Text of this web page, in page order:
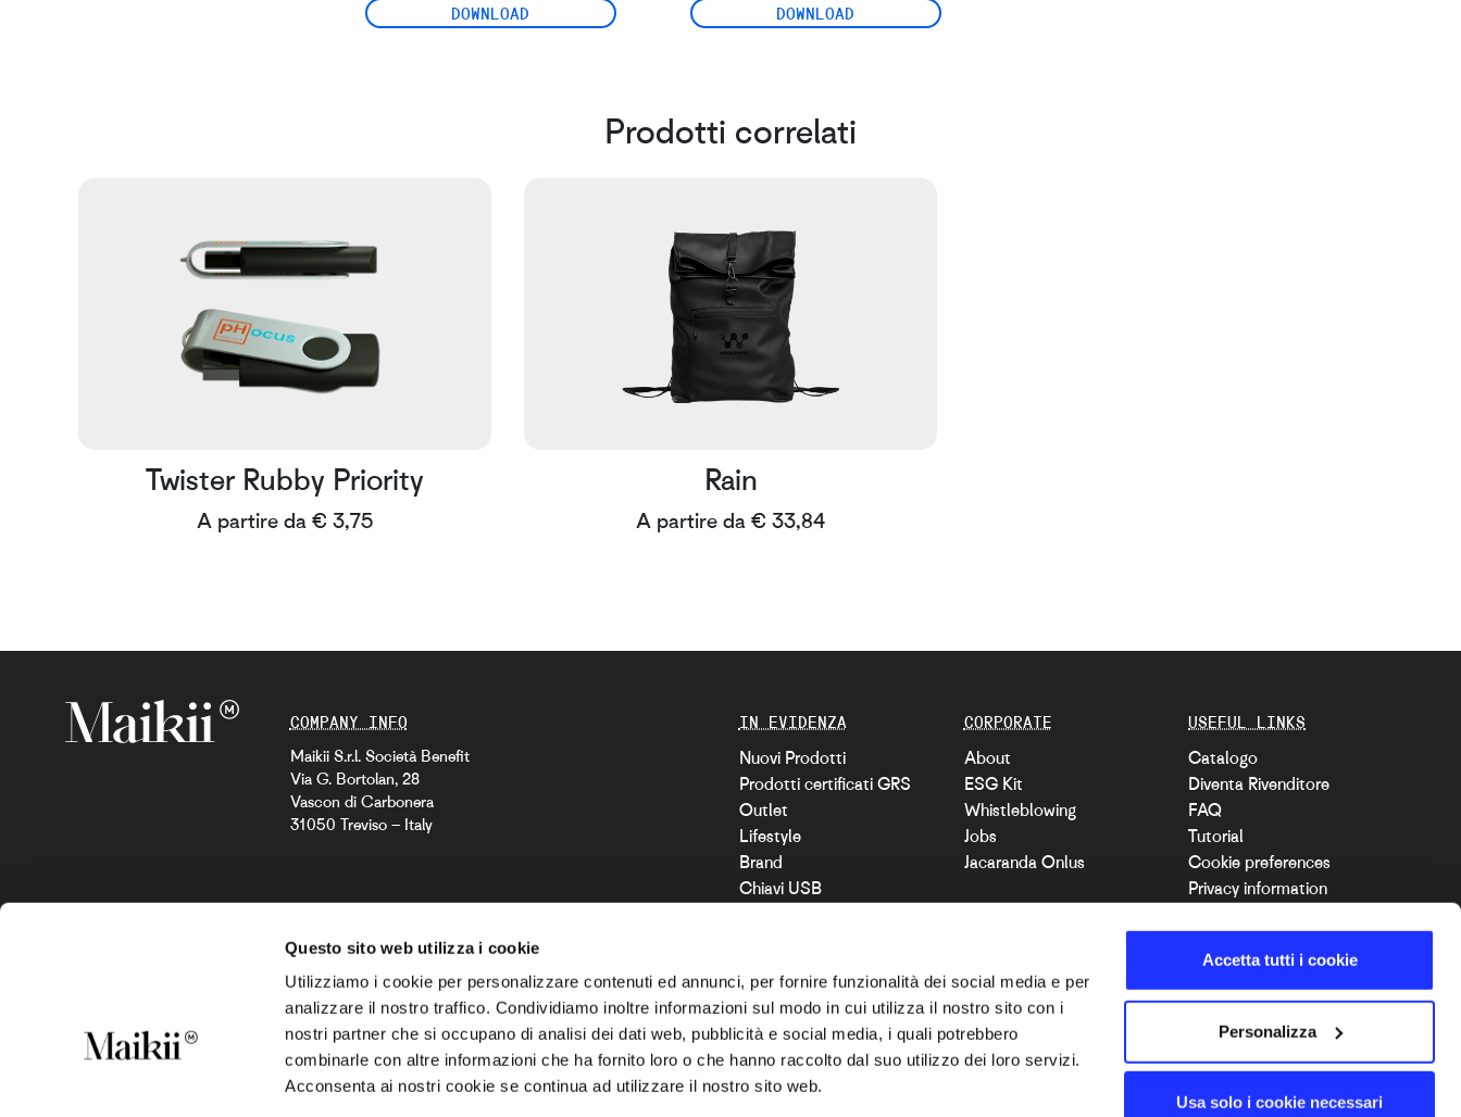
Questo sito web utilizza i cookie
Utilizziamo i cookie per personalizzare contenuti ed annunci, per fornire funzionalità dei social media e per
analizzare il nostro traffico. Condividiamo inoltre informazioni sul modo in cui utilizza il nostro sito con i
nostri partner che si occupano di analisi dei dati web, pubblicità e social media, i quali potrebbero
combinarle con altre informazioni che ha fornito loro o che hanno raccolto dal suo utilizzo dei loro servizi.
Acconsenta ai nostri cookie se continua ad utilizzare il nostro sito web.
Accetta tutti i cookie
Personalizza
Usa solo i cookie necessari
DOWNLOAD DOWNLOAD
Prodotti correlati
Twister Rubby Priority
A partire da € 3,75
Rain
A partire da € 33,84
COMPANY INFO
Maikii S.r.l. Società Benefit
Via G. Bortolan, 28
Vascon di Carbonera
31050 Treviso – Italy
IN EVIDENZA
Nuovi Prodotti
Prodotti certificati GRS
Outlet
Lifestyle
Brand
Chiavi USB
CORPORATE
About
ESG Kit
Whistleblowing
Jobs
Jacaranda Onlus
USEFUL LINKS
Catalogo
Diventa Rivenditore
FAQ
Tutorial
Cookie preferences
Privacy information
COMPANY CODE
Partita Iva IT04196500260
Corepile FR029180_06RVQC
Citeo FR208538_01PDOS
SOCIAL NETWORK
Instagram
LinkedIn
IT